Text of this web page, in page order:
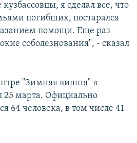
я сделал все, что
погибших, постарался
помощи. Еще раз
соболезнования", - сказал
"Зимняя вишня" в
25 марта. Официально
64 человека, в том числе 41